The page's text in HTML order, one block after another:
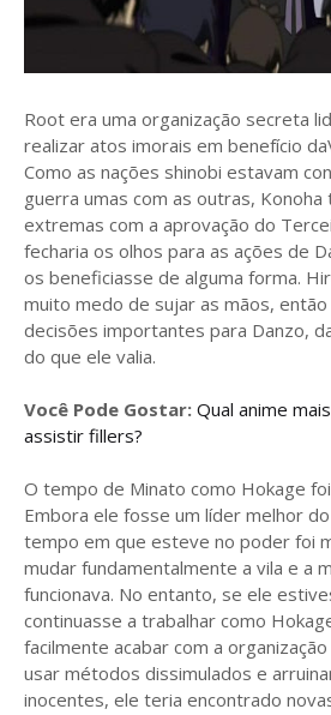
Root era uma organização secreta
realizar atos imorais em benefício
Como as nações shinobi estavam
guerra umas com as outras,
extremas com a aprovação do
fecharia os olhos para as ações de
os beneficiasse de alguma forma.
muito medo de sujar as mãos,
decisões importantes para Danzo,
do que ele valia.
Você Pode Gostar: Qual anime
assistir fillers?
O tempo de Minato como Hokage
Embora ele fosse um líder melhor
tempo em que esteve no poder foi
mudar fundamentalmente a vila e a
funcionava. No entanto, se ele
continuasse a trabalhar como
facilmente acabar com a
usar métodos dissimulados e
inocentes, ele teria encontrado